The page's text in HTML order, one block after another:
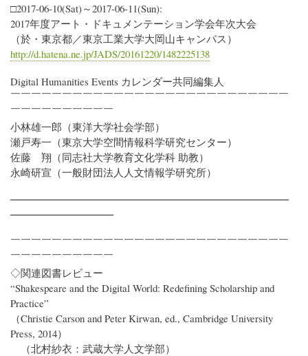
□2017-06-10(Sat)～2017-06-11(Sun):
2017年度アート・ドキュメンテーション学会年次大会
（於・東京都／東京工業大学大岡山キャンパス）
http://d.hatena.ne.jp/JADS/20161220/1482225138
Digital Humanities Events カレンダー共同編集人
￣￣￣￣￣￣￣￣￣￣￣￣￣￣￣￣￣￣￣￣￣￣￣￣￣￣￣
￣￣￣￣￣￣￣￣￣￣
小林雄一郎（東洋大学社会学部）
瀬戸寿一（東京大学空間情報科学研究センター）
佐藤 翔（同志社大学教育文化学科 助教）
永崎研宣（一般財団法人人文情報学研究所）
━━━━━━━━━━━━━━━━━━━━━━━━━━━
━━━━━━━━━━
￣￣￣￣￣￣￣￣￣￣￣￣￣￣￣￣￣￣￣￣￣￣￣￣￣￣￣
￣￣￣￣￣￣￣￣￣￣
◇関連図書レビュー
“Shakespeare and the Digital World: Redefining Scholarship and
Practice”
（Christie Carson and Peter Kirwan, ed., Cambridge University
Press, 2014）
（北村紗衣：武蔵大学人文学部）